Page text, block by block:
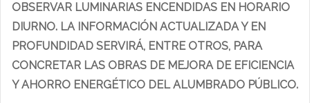
OBSERVAR LUMINARIAS ENCENDIDAS EN HORARIO
DIURNO. LA INFORMACIÓN ACTUALIZADA Y EN
PROFUNDIDAD SERVIRÁ, ENTRE OTROS, PARA
CONCRETAR LAS OBRAS DE MEJORA DE EFICIENCIA
Y AHORRO ENERGÉTICO DEL ALUMBRADO PÚBLICO.